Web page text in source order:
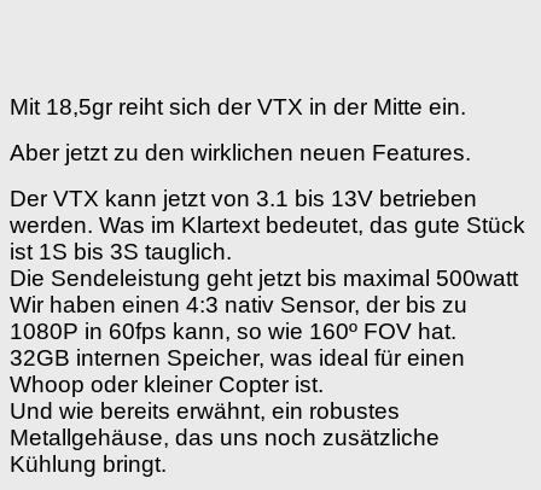
Mit 18,5gr reiht sich der VTX in der Mitte ein.
Aber jetzt zu den wirklichen neuen Features.
Der VTX kann jetzt von 3.1 bis 13V betrieben
werden. Was im Klartext bedeutet, das gute Stück
ist 1S bis 3S tauglich.
Die Sendeleistung geht jetzt bis maximal 500watt
Wir haben einen 4:3 nativ Sensor, der bis zu
1080P in 60fps kann, so wie 160º FOV hat.
32GB internen Speicher, was ideal für einen
Whoop oder kleiner Copter ist.
Und wie bereits erwähnt, ein robustes
Metallgehäuse, das uns noch zusätzliche
Kühlung bringt.